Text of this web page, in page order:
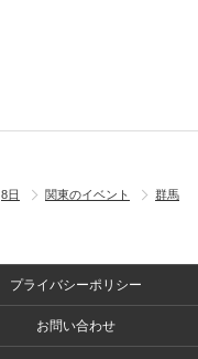
8日 関東のイベント
群馬
プライバシーポリシー
お問い合わせ